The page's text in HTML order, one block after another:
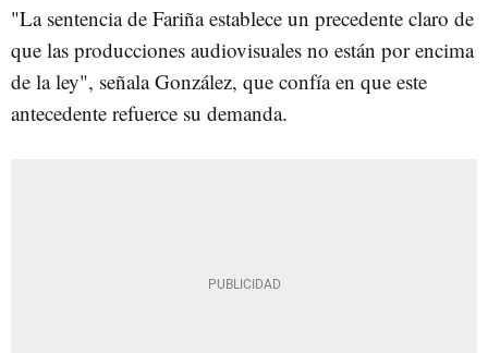
"La sentencia de Fariña establece un precedente claro de
que las producciones audiovisuales no están por encima
de la ley", señala González, que confía en que este
antecedente refuerce su demanda.